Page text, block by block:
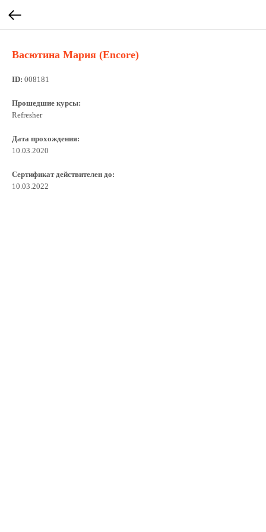
Васютина Мария (Encore)
ID: 008181
Прошедшие курсы:
Refresher
Дата прохождения:
10.03.2020
Сертификат действителен до:
10.03.2022